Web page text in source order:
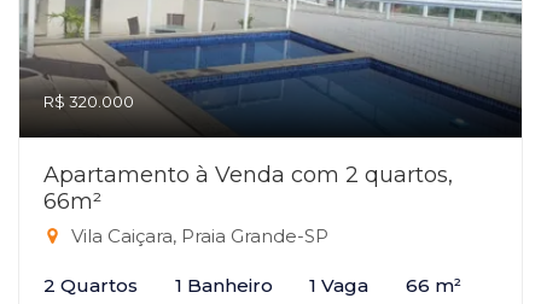
R$ 320.000
Apartamento à Venda com 2 quartos,
66m²
Vila Caiçara, Praia Grande-SP
2 Quartos 1 Banheiro 1 Vaga 66 m²